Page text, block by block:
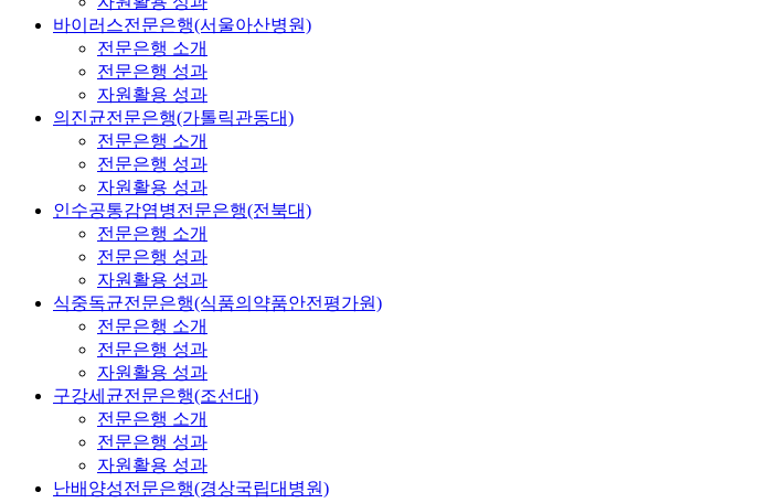
바이러스전문은행(서울아산병원)
전문은행 소개
전문은행 성과
자원활용 성과
의진균전문은행(가톨릭관동대)
전문은행 소개
전문은행 성과
자원활용 성과
인수공통감염병전문은행(전북대)
전문은행 소개
전문은행 성과
자원활용 성과
식중독균전문은행(식품의약품안전평가원)
전문은행 소개
전문은행 성과
자원활용 성과
구강세균전문은행(조선대)
전문은행 소개
전문은행 성과
자원활용 성과
난배양성전문은행(경상국립대병원)